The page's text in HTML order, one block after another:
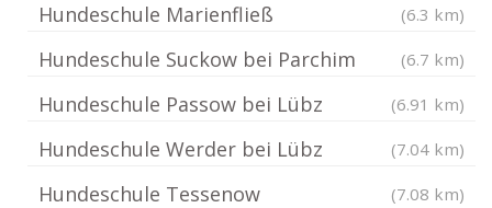
Hundeschule Marienfließ (6.3 km)
Hundeschule Suckow bei Parchim (6.7 km)
Hundeschule Passow bei Lübz (6.91 km)
Hundeschule Werder bei Lübz (7.04 km)
Hundeschule Tessenow (7.08 km)